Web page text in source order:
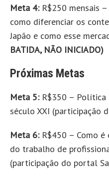
Meta 4: R$250 mensais
como diferenciar os
Japão e como esse
BATIDA, NÃO INICIADO)
Próximas Metas
Meta 5:R$350 – Política
século XXI (participação
Meta 6:R$450 – Como é
do trabalho de
(participação do portal